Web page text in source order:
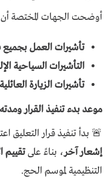
أوضحت الجهات المختصة
تأشيرات العمل بجميع
التأشيرات السياحية
تأشيرات الزيارة
موعد بدء تنفيذ القرار ومدته
🚨 بدأ تنفيذ قرار التعليق
إشعار آخر، بناءً علىتقييم
التنظيمية لموسم الحج.